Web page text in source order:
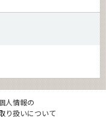
人情報の
り扱いについて